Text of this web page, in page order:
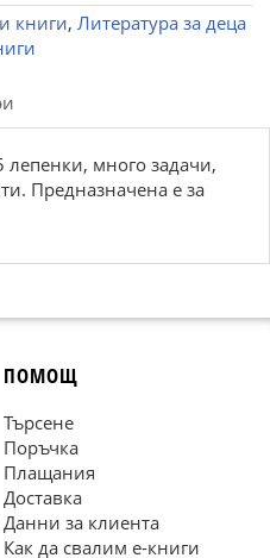
книги, Литература за деца
много задачи,
Предназначена е за
ПОМОЩ
Търсене
Поръчка
Плащания
Доставка
Данни за клиента
Как да свалим е-книги